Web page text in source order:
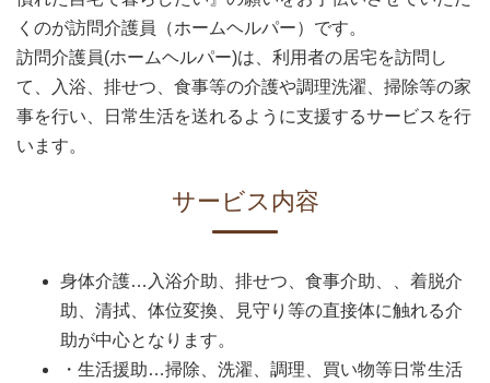
くのが訪問介護員（ホームヘルパー）です。
訪問介護員(ホームヘルパー)は、利用者の居宅を訪問し
て、入浴、排せつ、食事等の介護や調理洗濯、掃除等の家
事を行い、日常生活を送れるように支援するサービスを行
います。
サービス内容
身体介護…入浴介助、排せつ、食事介助、、着脱介
助、清拭、体位変換、見守り等の直接体に触れる介
助が中心となります。
・生活援助…掃除、洗濯、調理、買い物等日常生活